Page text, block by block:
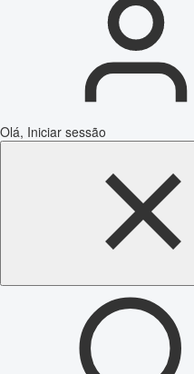
Olá, Iniciar sessão